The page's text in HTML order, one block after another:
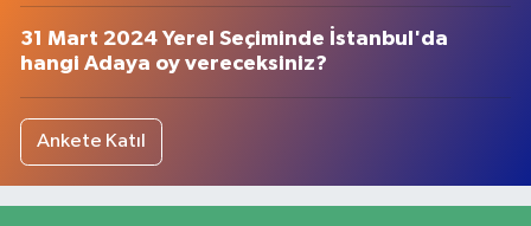
31 Mart 2024 Yerel Seçiminde İstanbul'da
hangi Adaya oy vereceksiniz?
Ankete Katıl